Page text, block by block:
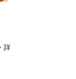
詳